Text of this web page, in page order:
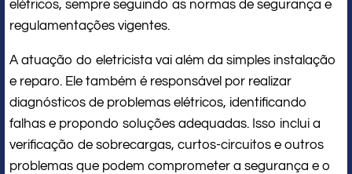
elétricos, sempre seguindo as normas de segurança e
regulamentações vigentes.
A atuação do eletricista vai além da simples instalação
e reparo. Ele também é responsável por realizar
diagnósticos de problemas elétricos, identificando
falhas e propondo soluções adequadas. Isso inclui a
verificação de sobrecargas, curtos-circuitos e outros
problemas que podem comprometer a segurança e o